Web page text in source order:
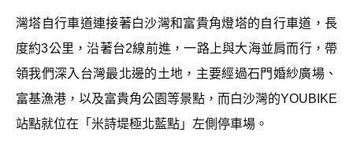
灣塔自行車道連接著白沙灣和富貴角燈塔的自行車道，長
度約3公里，沿著台2線前進，一路上與大海並肩而行，帶
領我們深入台灣最北邊的土地，主要經過石門婚紗廣場、
富基漁港，以及富貴角公園等景點，而白沙灣的YOUBIKE
站點就位在「米詩堤極北藍點」左側停車場。